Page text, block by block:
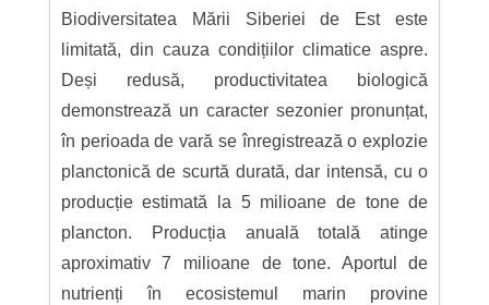
Biodiversitatea Mării Siberiei de Est este
limitată, din cauza condițiilor climatice aspre.
Deși redusă, productivitatea biologică
demonstrează un caracter sezonier pronunțat,
în perioada de vară se înregistrează o explozie
planctonică de scurtă durată, dar intensă, cu o
producție estimată la 5 milioane de tone de
plancton. Producția anuală totală atinge
aproximativ 7 milioane de tone. Aportul de
nutrienți în ecosistemul marin provine